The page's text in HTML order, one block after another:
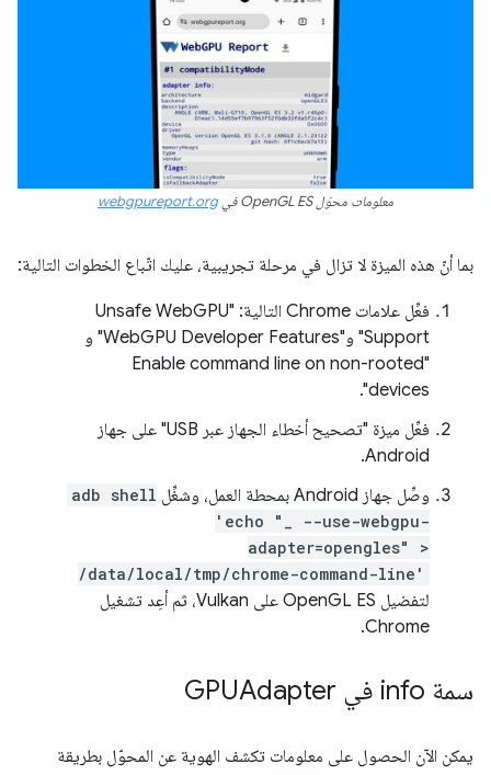
معلومات محوّل OpenGL ES في webgpureport.org
بما أنّ هذه الميزة لا تزال في مرحلة تجريبية، عليك اتّباع الخطوات التالية:
فعِّل علامات Chrome التالية: "Unsafe WebGPU
Support" و"WebGPU Developer Features" و
"Enable command line on non-rooted
devices".
فعِّل ميزة "تصحيح أخطاء الجهاز عبر USB" على جهاز
Android.
وصِّل جهاز Android بمحطة العمل، وشغِّل
adb shell
'echo "_ --use-webgpu-
adapter=opengles" >
/data/local/tmp/chrome-command-line'
لتفضيل OpenGL ES على Vulkan، ثم أعِد تشغيل
Chrome.
سمة info في GPUAdapter
يمكن الآن الحصول على معلومات تكشف الهوية عن المحوّل بطريقة